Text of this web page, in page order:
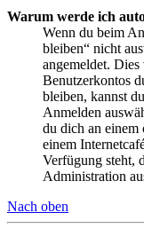
Warum werde ich
Wenn du beim
bleiben“ nicht
angemeldet.
Benutzerkontos
bleiben, kannst
Anmelden
du dich an
einem
Verfügung steht,
Administration
Nach oben